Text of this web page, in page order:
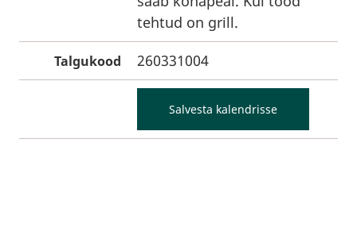
tehtud on grill.
Talgukood 260331004
Salvesta kalendrisse